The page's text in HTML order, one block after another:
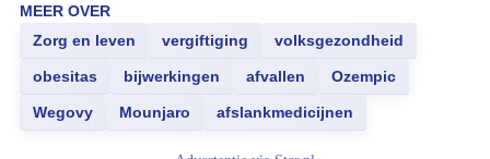
MEER OVER
Zorg en leven
vergiftiging volksgezondheid
obesitas bijwerkingen afvallen Ozempic
Wegovy Mounjaro afslankmedicijnen